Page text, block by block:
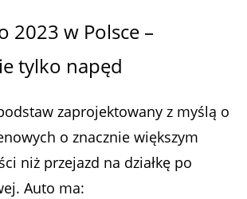
2023 w Polsce –
tylko napęd
zaprojektowany z myślą o
o znacznie większym
niż przejazd na działkę po
Auto ma: